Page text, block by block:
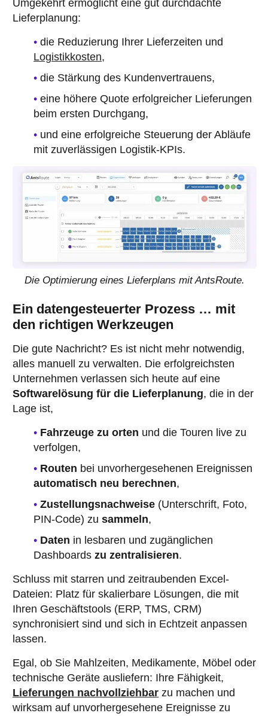
Umgekehrt ermöglicht eine gut durchdachte
Lieferplanung:
die Reduzierung Ihrer Lieferzeiten und
Logistikkosten,
die Stärkung des Kundenvertrauens,
eine höhere Quote erfolgreicher Lieferungen
beim ersten Durchgang,
und eine erfolgreiche Steuerung der Abläufe
mit zuverlässigen Logistik-KPIs.
Die Optimierung eines Lieferplans mit AntsRoute.
Ein datengesteuerter Prozess … mit
den richtigen Werkzeugen
Die gute Nachricht? Es ist nicht mehr notwendig,
alles manuell zu verwalten. Die erfolgreichsten
Unternehmen verlassen sich heute auf eine
Softwarelösung für die Lieferplanung, die in der
Lage ist,
Fahrzeuge zu orten und die Touren live zu
verfolgen,
Routen bei unvorhergesehenen Ereignissen
automatisch neu berechnen,
Zustellungsnachweise (Unterschrift, Foto,
PIN-Code) zu sammeln,
Daten in lesbaren und zugänglichen
Dashboards zu zentralisieren.
Schluss mit starren und zeitraubenden Excel-
Dateien: Platz für skalierbare Lösungen, die mit
Ihren Geschäftstools (ERP, TMS, CRM)
synchronisiert sind und sich in Echtzeit anpassen
lassen.
Egal, ob Sie Mahlzeiten, Medikamente, Möbel oder
technische Geräte ausliefern: Ihre Fähigkeit,
Lieferungen nachvollziehbar zu machen und
wirksam auf unvorhergesehene Ereignisse zu